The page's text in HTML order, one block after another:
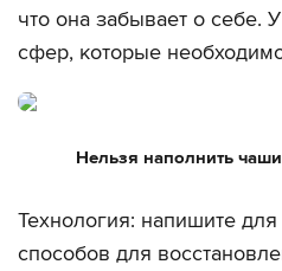
что она забывает о себе.
сфер, которые
Нельзя наполнить
Технология: напишите для
способов для